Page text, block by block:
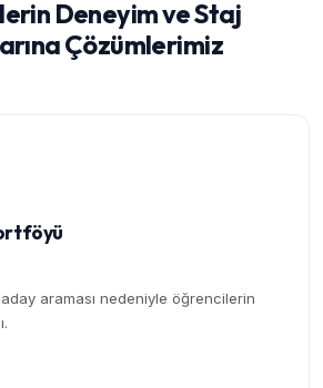
Deneyim ve Staj
Çözümlerimiz
araması nedeniyle öğrencilerin